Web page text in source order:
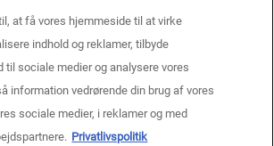
France
at få vores hjemmeside til at virke
indhold og reklamer, tilbyde
til sociale medier og analysere vores
information vedrørende din brug af vores
sociale medier, i reklamer og med
Privatlivspolitik